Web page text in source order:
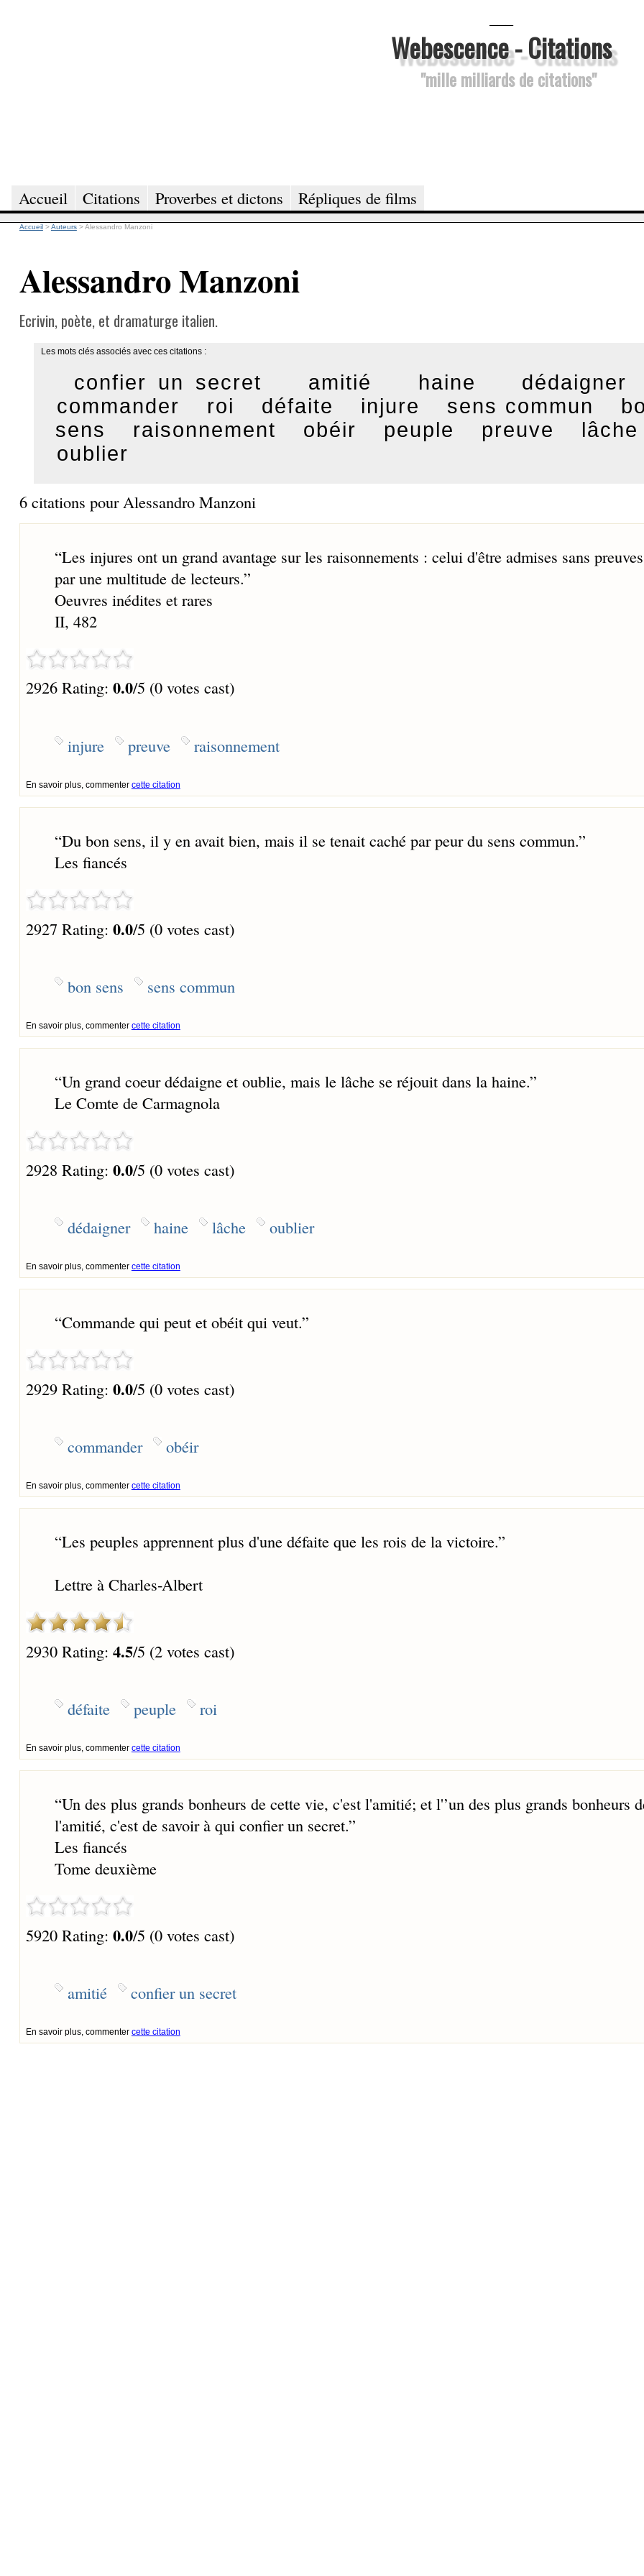
Webescence - Citations
"mille milliards de citations"
Accueil Citations Proverbes et dictons Répliques de films
Accueil >Auteurs >Alessandro Manzoni
Alessandro Manzoni
Ecrivin, poète, et dramaturge italien.
Les mots clés associés avec ces citations :
confier un secret amitié haine
dédaigner
commander
roi défaite injure sens commun
sens
raisonnement obéir peuple preuve
lâche
oublier
6 citations pour Alessandro Manzoni
“Les injures ont un grand avantage sur les raisonnements : celui d'être admises sans preuves
par une multitude de lecteurs.”
Oeuvres inédites et rares
II, 482
2926 Rating: 0.0/5 (0 votes cast)
injure preuve raisonnement
En savoir plus, commenter cette citation
“Du bon sens, il y en avait bien, mais il se tenait caché par peur du sens commun.”
Les fiancés
2927 Rating: 0.0/5 (0 votes cast)
bon sens sens commun
En savoir plus, commenter cette citation
“Un grand coeur dédaigne et oublie, mais le lâche se réjouit dans la haine.”
Le Comte de Carmagnola
2928 Rating: 0.0/5 (0 votes cast)
dédaigner haine lâche oublier
En savoir plus, commenter cette citation
“Commande qui peut et obéit qui veut.”
2929 Rating: 0.0/5 (0 votes cast)
commander obéir
En savoir plus, commenter cette citation
“Les peuples apprennent plus d'une défaite que les rois de la victoire.”
Lettre à Charles-Albert
2930 Rating: 4.5/5 (2 votes cast)
défaite peuple roi
En savoir plus, commenter cette citation
“Un des plus grands bonheurs de cette vie, c'est l'amitié; et l'’un des plus grands bonheurs
l'amitié, c'est de savoir à qui confier un secret.”
Les fiancés
Tome deuxième
5920 Rating: 0.0/5 (0 votes cast)
amitié confier un secret
En savoir plus, commenter cette citation